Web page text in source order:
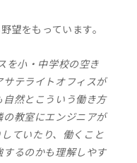
望をもっています。
を小・中学校の空き
テライトオフィスが
然とこういう働き方
教室にエンジニアが
ていたり、働くこと
るのかも理解しやす